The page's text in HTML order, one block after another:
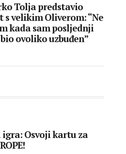
Tolja predstavio
s velikim Oliverom: “Ne
kada sam posljednji
ovoliko uzbuđen”
Osvoji kartu za